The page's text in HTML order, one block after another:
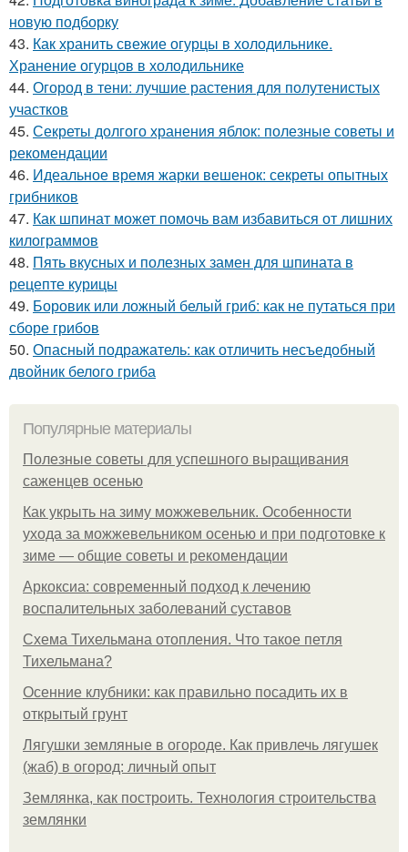
новую подборку
43. Как хранить свежие огурцы в холодильнике.
Хранение огурцов в холодильнике
44. Огород в тени: лучшие растения для полутенистых
участков
45. Секреты долгого хранения яблок: полезные советы и
рекомендации
46. Идеальное время жарки вешенок: секреты опытных
грибников
47. Как шпинат может помочь вам избавиться от лишних
килограммов
48. Пять вкусных и полезных замен для шпината в
рецепте курицы
49. Боровик или ложный белый гриб: как не путаться при
сборе грибов
50. Опасный подражатель: как отличить несъедобный
двойник белого гриба
Популярные материалы
Полезные советы для успешного выращивания
саженцев осенью
Как укрыть на зиму можжевельник. Особенности
ухода за можжевельником осенью и при подготовке к
зиме — общие советы и рекомендации
Аркоксиа: современный подход к лечению
воспалительных заболеваний суставов
Схема Тихельмана отопления. Что такое петля
Тихельмана?
Осенние клубники: как правильно посадить их в
открытый грунт
Лягушки земляные в огороде. Как привлечь лягушек
(жаб) в огород: личный опыт
Землянка, как построить. Технология строительства
землянки